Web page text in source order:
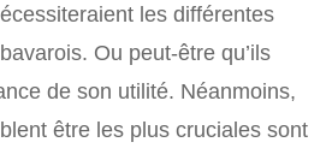
les différentes
Ou peut-être qu’ils
de son utilité. Néanmoins,
être les plus cruciales sont